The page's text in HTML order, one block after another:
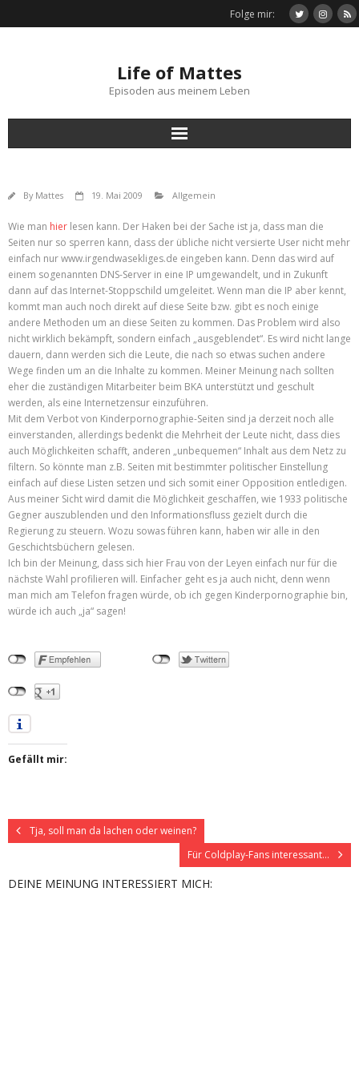
Folge mir:
Life of Mattes
Episoden aus meinem Leben
By Mattes 19. Mai 2009 Allgemein
Wie man hier lesen kann. Der Haken bei der Sache ist ja, dass man die
Seiten nur so sperren kann, dass der übliche nicht versierte User nicht mehr
einfach nur www.irgendwasekliges.de eingeben kann. Denn das wird auf
einem sogenannten DNS-Server in eine IP umgewandelt, und in Zukunft
dann auf das Internet-Stoppschild umgeleitet. Wenn man die IP aber kennt,
kommt man auch noch direkt auf diese Seite bzw. gibt es noch einige
andere Methoden um an diese Seiten zu kommen. Das Problem wird also
nicht wirklich bekämpft, sondern einfach „ausgeblendet“. Es wird nicht lange
dauern, dann werden sich die Leute, die nach so etwas suchen andere
Wege finden um an die Inhalte zu kommen. Meiner Meinung nach sollten
eher die zuständigen Mitarbeiter beim BKA unterstützt und geschult
werden, als eine Internetzensur einzuführen.
Mit dem Verbot von Kinderpornographie-Seiten sind ja derzeit noch alle
einverstanden, allerdings bedenkt die Mehrheit der Leute nicht, dass dies
auch Möglichkeiten schafft, anderen „unbequemen“ Inhalt aus dem Netz zu
filtern. So könnte man z.B. Seiten mit bestimmter politischer Einstellung
einfach auf diese Listen setzen und sich somit einer Opposition entledigen.
Aus meiner Sicht wird damit die Möglichkeit geschaffen, wie 1933 politische
Gegner auszublenden und den Informationsfluss gezielt durch die
Regierung zu steuern. Wozu sowas führen kann, haben wir alle in den
Geschichtsbüchern gelesen.
Ich bin der Meinung, dass sich hier Frau von der Leyen einfach nur für die
nächste Wahl profilieren will. Einfacher geht es ja auch nicht, denn wenn
man mich am Telefon fragen würde, ob ich gegen Kinderpornographie bin,
würde ich auch „ja“ sagen!
Gefällt mir:
Tja, soll man da lachen oder weinen?
Für Coldplay-Fans interessant…
DEINE MEINUNG INTERESSIERT MICH: